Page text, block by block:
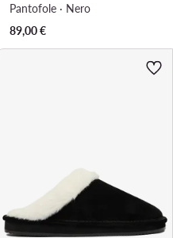
Pantofole · Nero
89,00€